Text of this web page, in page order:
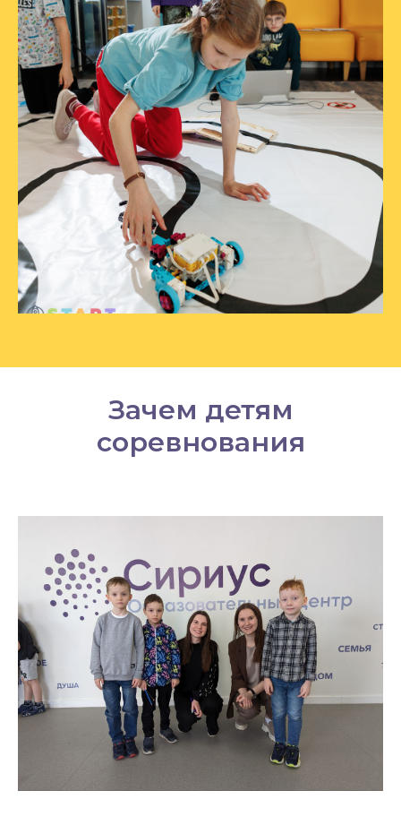
Зачем детям
соревнования